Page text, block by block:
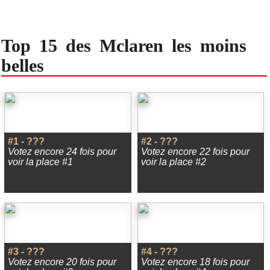
Top 15 des Mclaren les moins
belles
#1 - ???
Votez encore 24 fois pour
voir la place #1
#2 - ???
Votez encore 22 fois pour
voir la place #2
#3 - ???
Votez encore 20 fois pour
#4 - ???
Votez encore 18 fois pour